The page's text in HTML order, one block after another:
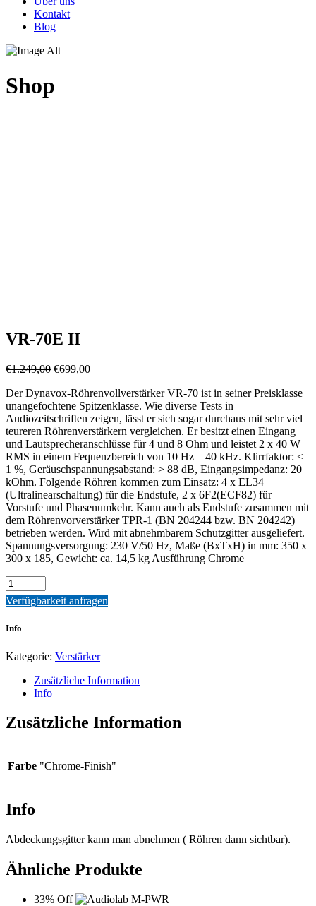
Kontakt
Blog
Shop
VR-70E II
€1.249,00 Ursprünglicher
war:
€1.249,00
€699,00Aktueller
ist:
€699,00.
Der Dynavox-Röhrenvollverstärker VR-70 ist in seiner Preisklasse
unangefochtene Spitzenklasse. Wie diverse Tests in
Audiozeitschriften zeigen, lässt er sich sogar durchaus mit sehr viel
teureren Röhrenverstärkern vergleichen. Er besitzt einen Eingang
und Lautsprecheranschlüsse für 4 und 8 Ohm und leistet 2 x 40 W
RMS in einem Fequenzbereich von 10 Hz – 40 kHz. Klirrfaktor: <
1 %, Geräuschspannungsabstand: > 88 dB, Eingangsimpedanz: 20
kOhm. Folgende Röhren kommen zum Einsatz: 4 x EL34
(Ultralinearschaltung) für die Endstufe, 2 x 6F2(ECF82) für
Vorstufe und Phasenumkehr. Kann auch als Endstufe zusammen mit
dem Röhrenvorverstärker TPR-1 (BN 204244 bzw. BN 204242)
betrieben werden. Wird mit abnehmbarem Schutzgitter ausgeliefert.
Spannungsversorgung: 230 V/50 Hz, Maße (BxTxH) in mm: 350 x
300 x 185, Gewicht: ca. 14,5 kg Ausführung Chrome
Quantity
Verfügbarkeit anfragen
Info
Kategorie: Verstärker
Zusätzliche Information
Info
Zusätzliche Information
Farbe "Chrome-Finish"
Info
Abdeckungsgitter kann man abnehmen ( Röhren dann sichtbar).
Ähnliche Produkte
33% Off